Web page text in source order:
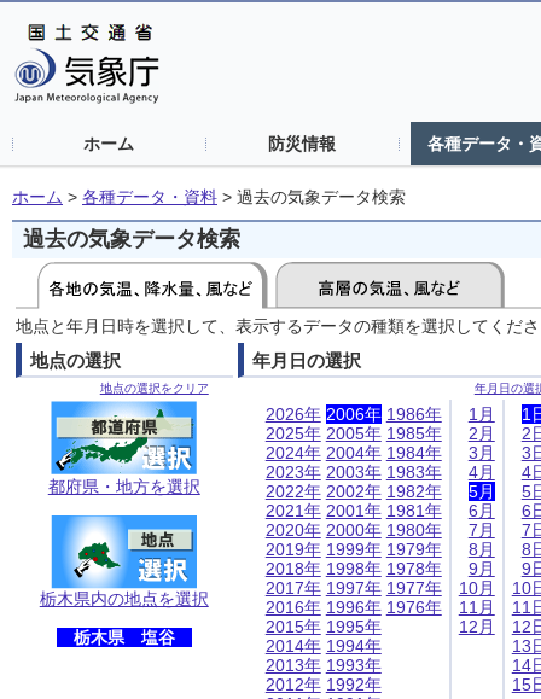
ホーム 防災情報 各種データ・
ホーム > 各種データ・資料 > 過去の気象データ検索
過去の気象データ検索
地点と年月日時を選択して、表示するデータの種類を選択してくだ
地点の選択
地点の選択をクリア
都府県・地方を選択
栃木県内の地点を選択
栃木県 塩谷
年月日の選択
年月日の選
2026年
2025年
2024年
2023年
2022年
2021年
2020年
2019年
2018年
2017年
2016年
2015年
2014年
2013年
2012年
2006年
2005年
2004年
2003年
2002年
2001年
2000年
1999年
1998年
1997年
1996年
1995年
1994年
1993年
1992年
1986年
1985年
1984年
1983年
1982年
1981年
1980年
1979年
1978年
1977年
1976年
1月
2月
3月
4月
5月
6月
7月
8月
9月
10月
11月
12月
1
2
3
4
5
6
7
8
9
10
11
12
13
14
15